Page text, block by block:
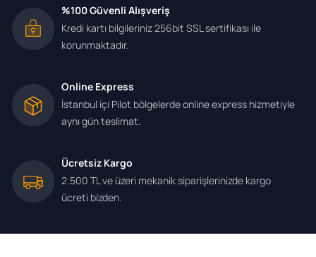
%100 Güvenli Alışveriş
Kredi kartı bilgileriniz 256bit SSL sertifikası ile
korunmaktadır.
Online Express
İstanbul içi Pilot bölgelerde online express hizmetiyle
aynı gün teslimat.
Ücretsiz Kargo
2.500 TL ve üzeri mekanik siparişlerinizde kargo
ücreti bizden.